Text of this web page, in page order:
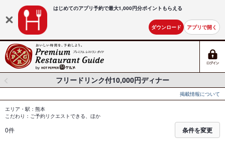
はじめてのアプリ予約で最大1,000円分ポイントもらえる
ダウンロード アプリで開く
フリードリンク付10,000円ディナー
掲載情報について
エリア・駅：熊本
こだわり：ご予約リクエストできる、ほか
0件 条件を変更